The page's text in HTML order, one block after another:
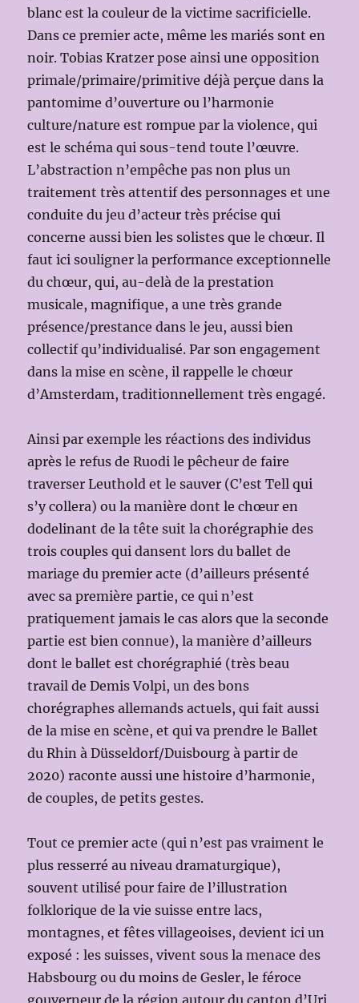
blanc est la couleur de la victime sacrificielle.
Dans ce premier acte, même les mariés sont en
noir. Tobias Kratzer pose ainsi une opposition
primale/primaire/primitive déjà perçue dans la
pantomime d’ouverture ou l’harmonie
culture/nature est rompue par la violence, qui
est le schéma qui sous-tend toute l’œuvre.
L’abstraction n’empêche pas non plus un
traitement très attentif des personnages et une
conduite du jeu d’acteur très précise qui
concerne aussi bien les solistes que le chœur. Il
faut ici souligner la performance exceptionnelle
du chœur, qui, au-delà de la prestation
musicale, magnifique, a une très grande
présence/prestance dans le jeu, aussi bien
collectif qu’individualisé. Par son engagement
dans la mise en scène, il rappelle le chœur
d’Amsterdam, traditionnellement très engagé.
Ainsi par exemple les réactions des individus
après le refus de Ruodi le pêcheur de faire
traverser Leuthold et le sauver (C’est Tell qui
s’y collera) ou la manière dont le chœur en
dodelinant de la tête suit la chorégraphie des
trois couples qui dansent lors du ballet de
mariage du premier acte (d’ailleurs présenté
avec sa première partie, ce qui n’est
pratiquement jamais le cas alors que la seconde
partie est bien connue), la manière d’ailleurs
dont le ballet est chorégraphié (très beau
travail de Demis Volpi, un des bons
chorégraphes allemands actuels, qui fait aussi
de la mise en scène, et qui va prendre le Ballet
du Rhin à Düsseldorf/Duisbourg à partir de
2020) raconte aussi une histoire d’harmonie,
de couples, de petits gestes.
Tout ce premier acte (qui n’est pas vraiment le
plus resserré au niveau dramaturgique),
souvent utilisé pour faire de l’illustration
folklorique de la vie suisse entre lacs,
montagnes, et fêtes villageoises, devient ici un
exposé : les suisses, vivent sous la menace des
Habsbourg ou du moins de Gesler, le féroce